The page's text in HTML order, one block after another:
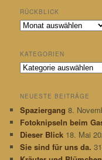
RÜCKBLICK
R
k
b
i
k
KATEGORIEN
K
e
g
o
r
i
e
NEUESTE BEITRÄGE
Spaziergang 8.
Fotoknipseln beim
Dieser Blick 18. Mai
Sie sind für uns da.